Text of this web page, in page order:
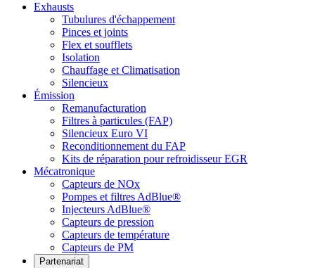
Exhausts
Tubulures d'échappement
Pinces et joints
Flex et soufflets
Isolation
Chauffage et Climatisation
Silencieux
Émission
Remanufacturation
Filtres à particules (FAP)
Silencieux Euro VI
Reconditionnement du FAP
Kits de réparation pour refroidisseur EGR
Mécatronique
Capteurs de NOx
Pompes et filtres AdBlue®
Injecteurs AdBlue®
Capteurs de pression
Capteurs de température
Capteurs de PM
Partenariat